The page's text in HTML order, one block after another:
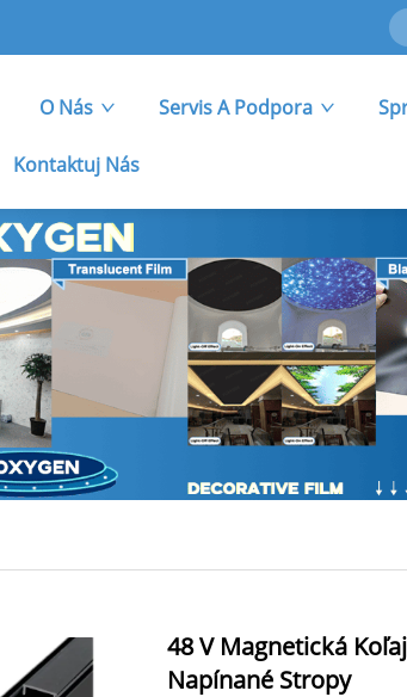
O Nás Servis A Podpora
Kontaktuj Nás
48 V Magnetická
Napínané Stropy